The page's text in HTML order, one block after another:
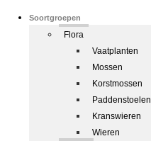
Soortgroepen
Flora
Vaatplanten
Mossen
Korstmossen
Paddenstoelen
Kranswieren
Wieren